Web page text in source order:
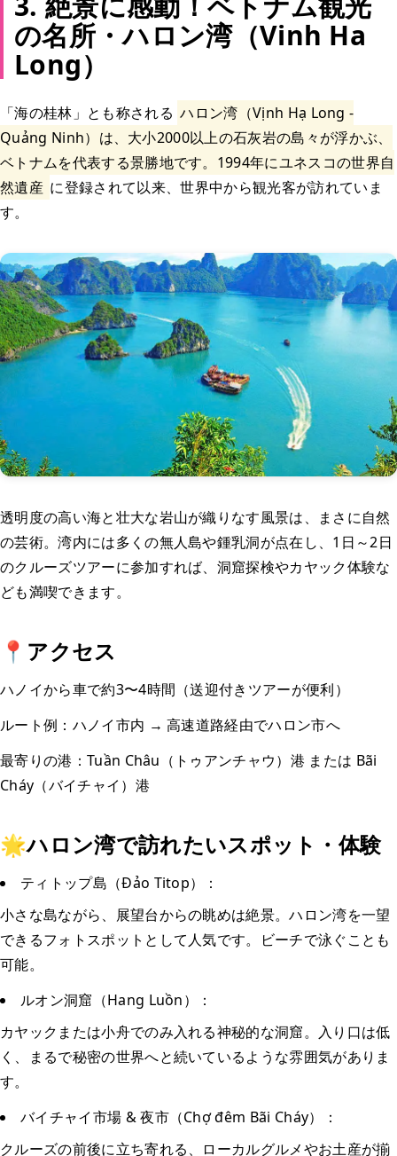
の名所・ハロン湾（Vinh Ha
Long）
「海の桂林」とも称される ハロン湾（Vịnh Hạ Long -
Quảng Ninh）は、大小2000以上の石灰岩の島々が浮かぶ、
ベトナムを代表する景勝地です。1994年にユネスコの世界自
然遺産 に登録されて以来、世界中から観光客が訪れていま
す。
透明度の高い海と壮大な岩山が織りなす風景は、まさに自然
の芸術。湾内には多くの無人島や鍾乳洞が点在し、1日～2日
のクルーズツアーに参加すれば、洞窟探検やカヤック体験な
ども満喫できます。
📍アクセス
ハノイから車で約3〜4時間（送迎付きツアーが便利）
ルート例：ハノイ市内 → 高速道路経由でハロン市へ
最寄りの港：Tuần Châu（トゥアンチャウ）港 または Bãi
Cháy（バイチャイ）港
🌟ハロン湾で訪れたいスポット・体験
ティトップ島（Đảo Titop）：
小さな島ながら、展望台からの眺めは絶景。ハロン湾を一望
できるフォトスポットとして人気です。ビーチで泳ぐことも
可能。
ルオン洞窟（Hang Luồn）：
カヤックまたは小舟でのみ入れる神秘的な洞窟。入り口は低
く、まるで秘密の世界へと続いているような雰囲気がありま
す。
バイチャイ市場 & 夜市（Chợ đêm Bãi Cháy）：
クルーズの前後に立ち寄れる、ローカルグルメやお土産が揃